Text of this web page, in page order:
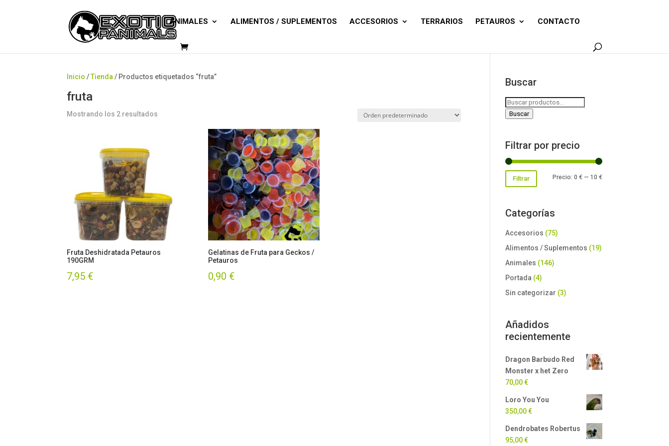
ANIMALES ALIMENTOS / SUPLEMENTOS ACCESORIOS TERRARIOS PETAUROS CONTACTO
productos
Inicio /Tienda / Productos etiquetados “fruta”
fruta
Mostrando los 2 resultados
Fruta Deshidratada Petauros
190GRM
7,95 €
Gelatinas de Fruta para Geckos /
Petauros
0,90 €
Buscar
Buscar
por:
Buscar
Filtrar por precio
Precio
Precio
Filtrar Precio: 0 €— 10 €
Categorías
Accesorios (75)
Alimentos / Suplementos (19)
Animales (146)
Portada (4)
Sin categorizar (3)
Añadidos
recientemente
Dragon Barbudo Red
Monster x het Zero
70,00€
Loro You You
350,00€
Dendrobates Robertus
95,00€